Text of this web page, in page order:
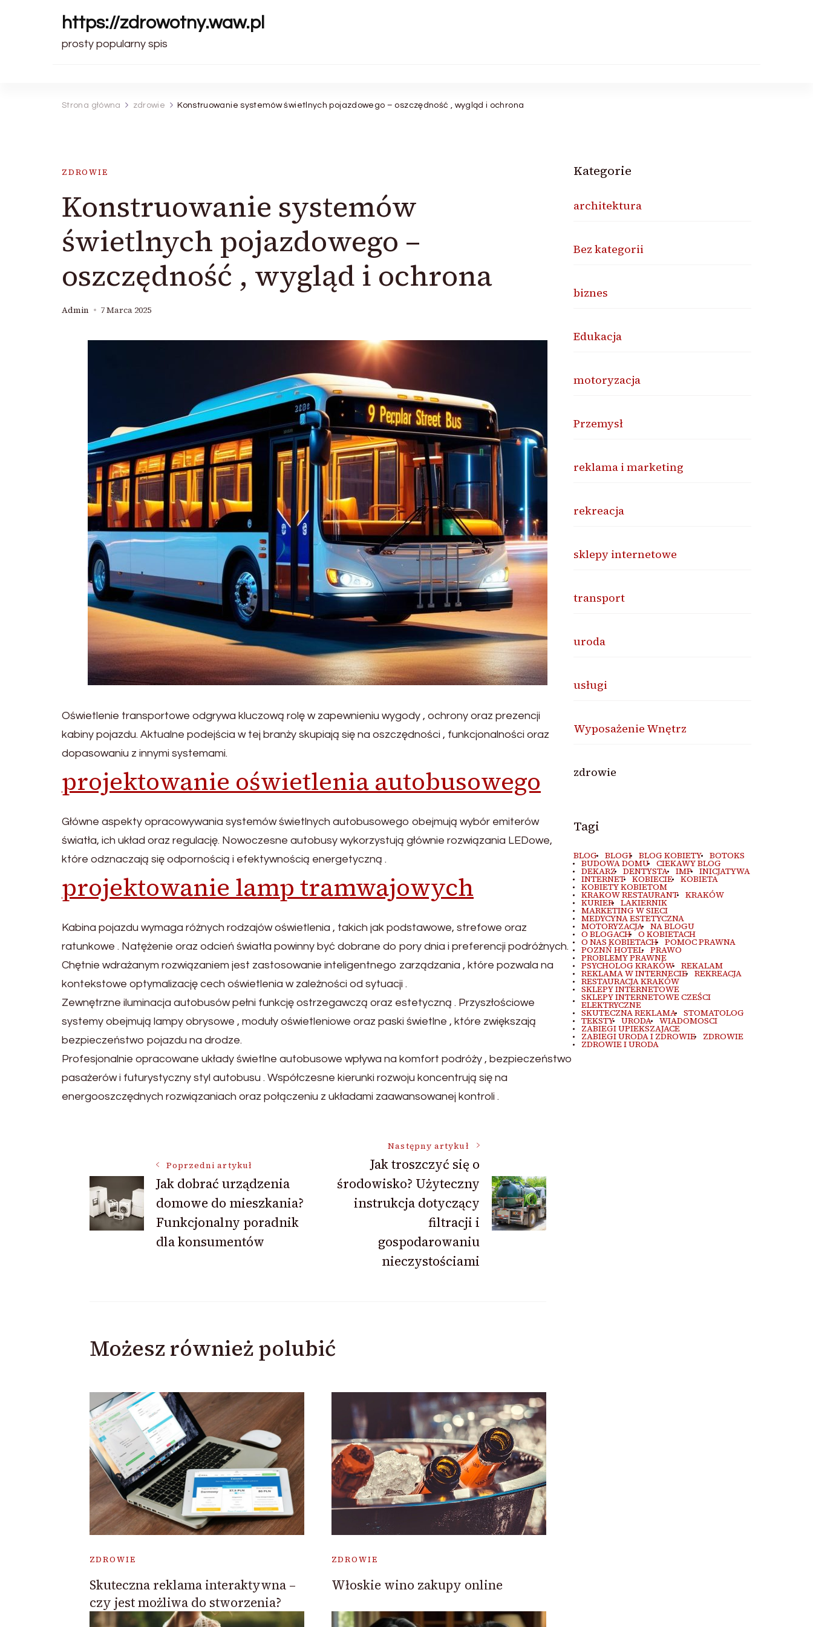
https://zdrowotny.waw.pl
prosty popularny spis
Strona główna zdrowie Konstruowanie systemów świetlnych pojazdowego – oszczędność , wygląd i ochrona
ZDROWIE
Konstruowanie systemów
świetlnych pojazdowego –
oszczędność , wygląd i ochrona
Admin 7 Marca 2025
Oświetlenie transportowe odgrywa kluczową rolę w zapewnieniu wygody , ochrony oraz prezencji
kabiny pojazdu. Aktualne podejścia w tej branży skupiają się na oszczędności , funkcjonalności oraz
dopasowaniu z innymi systemami.
projektowanie oświetlenia autobusowego
Główne aspekty opracowywania systemów świetlnych autobusowego obejmują wybór emiterów
światła, ich układ oraz regulację. Nowoczesne autobusy wykorzystują głównie rozwiązania LEDowe,
które odznaczają się odpornością i efektywnością energetyczną .
projektowanie lamp tramwajowych
Kabina pojazdu wymaga różnych rodzajów oświetlenia , takich jak podstawowe, strefowe oraz
ratunkowe . Natężenie oraz odcień światła powinny być dobrane do pory dnia i preferencji podróżnych.
Chętnie wdrażanym rozwiązaniem jest zastosowanie inteligentnego zarządzania , które pozwala na
kontekstowe optymalizację cech oświetlenia w zależności od sytuacji .
Zewnętrzne iluminacja autobusów pełni funkcję ostrzegawczą oraz estetyczną . Przyszłościowe
systemy obejmują lampy obrysowe , moduły oświetleniowe oraz paski świetlne , które zwiększają
bezpieczeństwo pojazdu na drodze.
Profesjonalnie opracowane układy świetlne autobusowe wpływa na komfort podróży , bezpieczeństwo
pasażerów i futurystyczny styl autobusu . Współczesne kierunki rozwoju koncentrują się na
energooszczędnych rozwiązaniach oraz połączeniu z układami zaawansowanej kontroli .
Nawigacja
wpisu
Poprzedni artykuł
Jak dobrać urządzenia
domowe do mieszkania?
Funkcjonalny poradnik
dla konsumentów
Następny artykuł
Jak troszczyć się o
środowisko? Użyteczny
instrukcja dotyczący
filtracji i
gospodarowaniu
nieczystościami
Możesz również polubić
ZDROWIE
Skuteczna reklama interaktywna –
czy jest możliwa do stworzenia?
ZDROWIE
Włoskie wino zakupy online
Kategorie
architektura
Bez kategorii
biznes
Edukacja
motoryzacja
Przemysł
reklama i marketing
rekreacja
sklepy internetowe
transport
uroda
usługi
Wyposażenie Wnętrz
zdrowie
Tagi
BLOG BLOGI BLOG KOBIETY BOTOKS
BUDOWA DOMU CIEKAWY BLOG
DEKARZ DENTYSTA IMP INICJATYWA
INTERNET KOBIECIE KOBIETA
KOBIETY KOBIETOM
KRAKOW RESTAURANT KRAKÓW
KURIER LAKIERNIK
MARKETING W SIECI
MEDYCYNA ESTETYCZNA
MOTORYZACJA NA BLOGU
O BLOGACH O KOBIETACH
O NAS KOBIETACH POMOC PRAWNA
POZNŃ HOTEL PRAWO
PROBLEMY PRAWNE
PSYCHOLOG KRAKÓW REKALAM
REKLAMA W INTERNECIE REKREACJA
RESTAURACJA KRAKÓW
SKLEPY INTERNETOWE
SKLEPY INTERNETOWE CZEŚCI
ELEKTRYCZNE
SKUTECZNA REKLAMA STOMATOLOG
TEKSTY URODA WIADOMOSCI
ZABIEGI UPIEKSZAJACE
ZABIEGI URODA I ZDROWIE ZDROWIE
ZDROWIE I URODA